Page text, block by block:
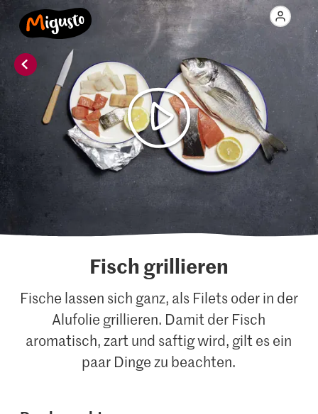
Fisch grillieren
Fische lassen sich ganz, als Filets oder in der
Alufolie grillieren. Damit der Fisch
aromatisch, zart und saftig wird, gilt es ein
paar Dinge zu beachten.